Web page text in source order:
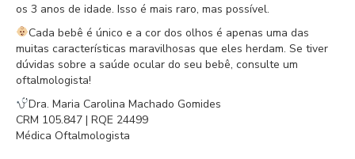
os 3 anos de idade. Isso é mais raro, mas possível.
Cada bebê é único e a cor dos olhos é apenas uma das
muitas características maravilhosas que eles herdam. Se tiver
dúvidas sobre a saúde ocular do seu bebê, consulte um
oftalmologista!
Dra. Maria Carolina Machado Gomides
CRM 105.847 | RQE 24499
Médica Oftalmologista